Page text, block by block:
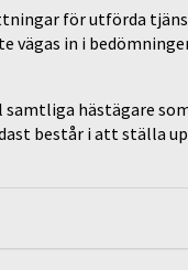
för utförda
in i
hästägare
består i att ställa